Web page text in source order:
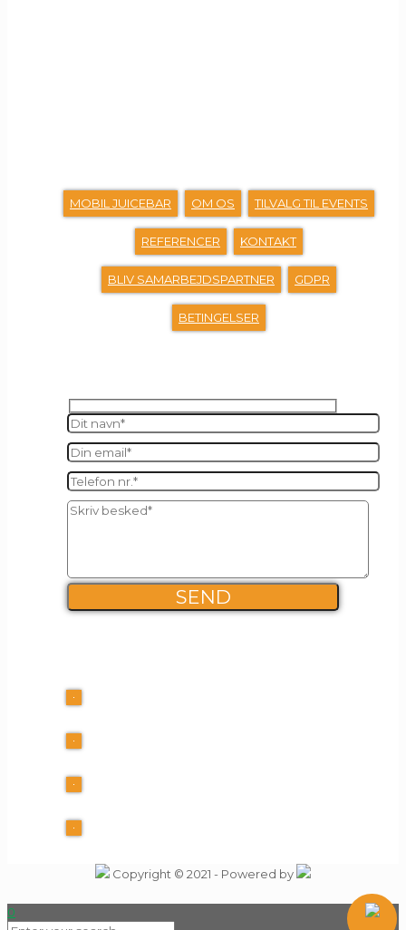
MOBIL JUICEBAR OM OS TILVALG TIL EVENTS
REFERENCER KONTAKT
BLIV SAMARBEJDSPARTNER GDPR
BETINGELSER
Copyright © 2021 - Powered by
0